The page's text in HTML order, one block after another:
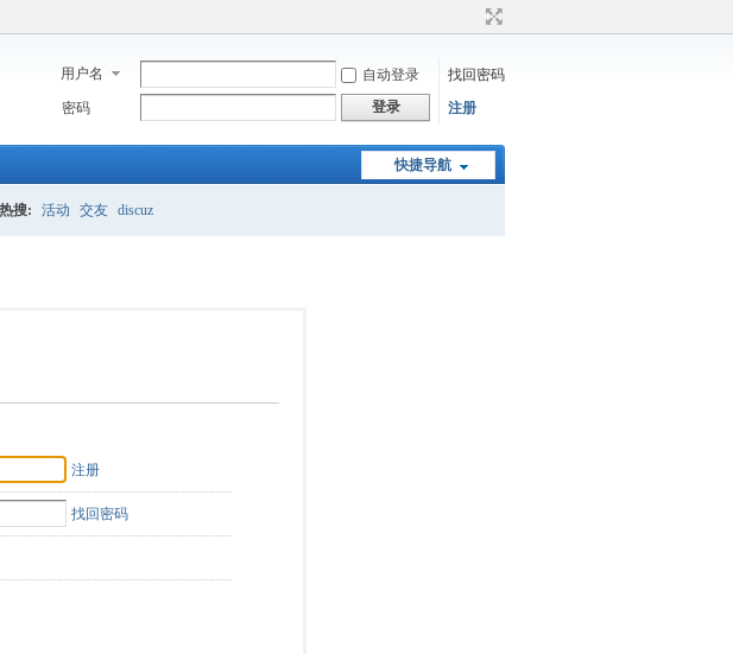
用户名 自动登录
找回密码
密码
登录 注册
快捷导航
热搜: 活动 交友 discuz
注册
找回密码